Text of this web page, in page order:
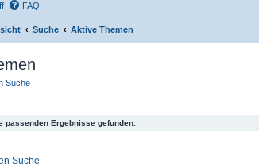
FAQ
Suche Aktive Themen
Suche
passenden Ergebnisse gefunden.
Suche